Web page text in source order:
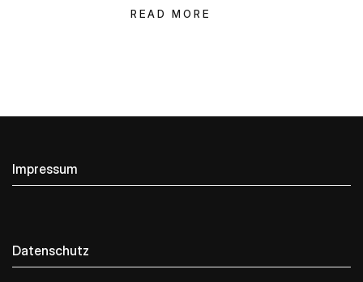
READ MORE
Impressum
Datenschutz